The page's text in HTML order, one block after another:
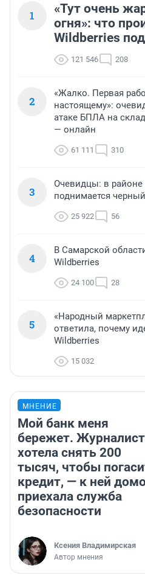
1
«Тут очень
огня»: что
Wildberries
121 546 208
2
«Жалко. Первая
настоящему»:
атаке БПЛА на
— онлайн
61 111 310
3
Очевидцы: в
поднимается
25 922 56
4
В Самарской
Wildberries
24 100 28
5
«Народный
ответила, почему
Wildberries
15 032
МНЕНИЕ
Мой банк меня
бережет. Журналист
хотела снять 200
тысяч, чтобы
кредит, — к ней
приехала служба
безопасности
Ксения Владимирская
Автор мнения